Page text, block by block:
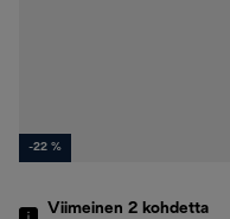
-22 %
Viimeinen 2 kohdetta